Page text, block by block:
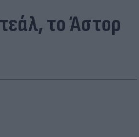
το Άστορ